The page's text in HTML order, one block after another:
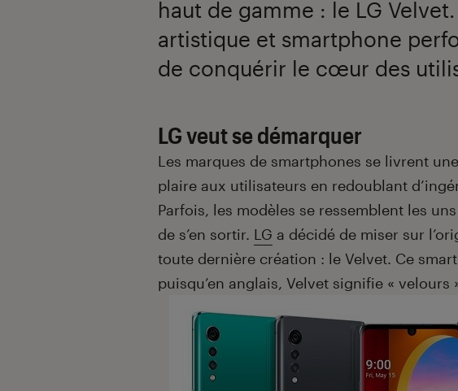
haut de gamme : le LG
artistique et smartphone
de conquérir le cœur des
LG veut se démarquer
Les marques de smartphones se livrent
plaire aux utilisateurs en redoublant
Parfois, les modèles se ressemblent les
de s’en sortir. LG a décidé de miser sur
toute dernière création : le Velvet. Ce
puisqu’en anglais, Velvet signifie « velours